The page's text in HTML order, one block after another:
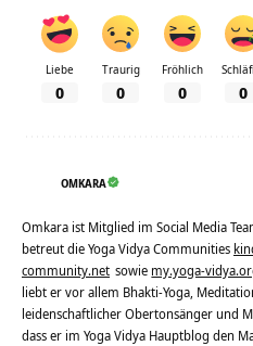
Liebe
0
Traurig
0
Fröhlich
0 0
OMKARA
Omkara ist Mitglied im Social Media
betreut die Yoga Vidya Communities
community.net sowie my.yoga-
liebt er vor allem Bhakti-Yoga,
leidenschaftlicher Obertonsänger und
dass er im Yoga Vidya Hauptblog den